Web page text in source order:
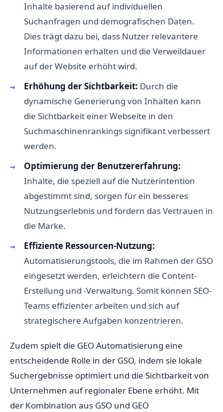
Inhalte basierend auf individuellen
Suchanfragen und demografischen Daten.
Dies trägt dazu bei, dass Nutzer relevantere
Informationen erhalten und die Verweildauer
auf der Website erhöht wird.
Erhöhung der Sichtbarkeit: Durch die
dynamische Generierung von Inhalten kann
die Sichtbarkeit einer Webseite in den
Suchmaschinenrankings signifikant verbessert
werden.
Optimierung der Benutzererfahrung:
Inhalte, die speziell auf die Nutzerintention
abgestimmt sind, sorgen für ein besseres
Nutzungserlebnis und fördern das Vertrauen in
die Marke.
Effiziente Ressourcen-Nutzung:
Automatisierungstools, die im Rahmen der GSO
eingesetzt werden, erleichtern die Content-
Erstellung und -Verwaltung. Somit können SEO-
Teams effizienter arbeiten und sich auf
strategischere Aufgaben konzentrieren.
Zudem spielt die GEO Automatisierung eine
entscheidende Rolle in der GSO, indem sie lokale
Suchergebnisse optimiert und die Sichtbarkeit von
Unternehmen auf regionaler Ebene erhöht. Mit
der Kombination aus GSO und GEO